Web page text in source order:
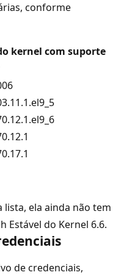
conforme
kernel com suporte
lista, ela ainda não tem
Estável do Kernel 6.6.
de credenciais,